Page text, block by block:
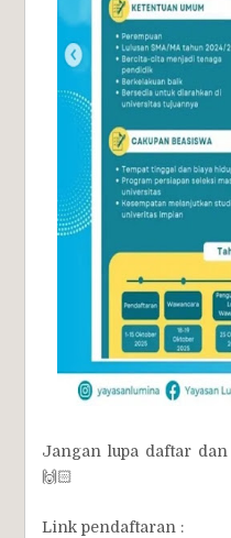
Jangan lupa daftar
🙌🏻
Link pendaftaran :